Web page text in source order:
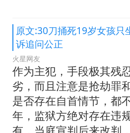
原文:30刀捅死19岁女孩只
诉追问公正
火星网友
作为主犯，手段极其残
劣，而且注意是抢劫罪
是否存在自首情节，都
年，监狱方绝对存在违